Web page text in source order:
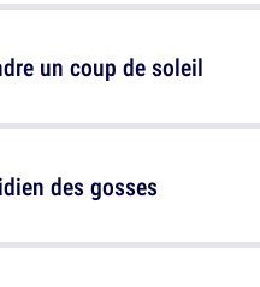
des gosses
un coup de soleil